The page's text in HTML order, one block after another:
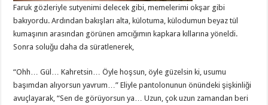
Faruk gözleriyle sutyenimi delecek gibi, memelerimi okşar gibi
bakıyordu. Ardından bakışları alta, külotuma, külodumun beyaz tül
kumaşının arasından görünen amcığımın kapkara kıllarına yöneldi.
Sonra soluğu daha da süratlenerek,
“Ohh… Gül… Kahretsin… Öyle hoşsun, öyle güzelsin ki, usumu
başımdan alıyorsun yavrum…” Eliyle pantolonunun önündeki şişkinliği
avuçlayarak, “Sen de görüyorsun ya… Uzun, çok uzun zamandan beri